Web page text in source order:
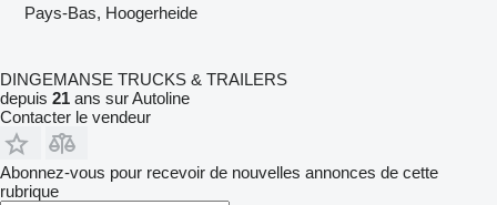
Pays-Bas, Hoogerheide
DINGEMANSE TRUCKS & TRAILERS
depuis 21 ans sur Autoline
Contacter le vendeur
Abonnez-vous pour recevoir de nouvelles annonces de cette
rubrique